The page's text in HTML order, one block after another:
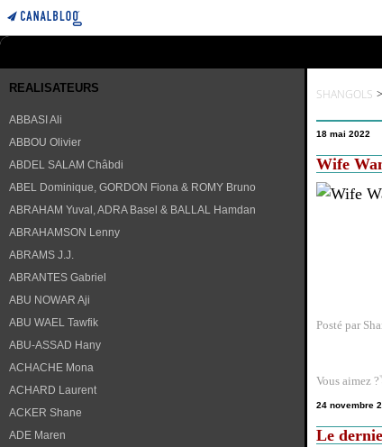
REALISATEURS
ABBASI Ali
ABBOU Olivier
ABDEL SALAM Châbdi
ABEL Dominique, GORDON Fiona & ROMY Bruno
ABRAHAM Yuval, ADRA Basel & BALLAL Hamdan
ABRAHAMSON Lenny
ABRAMS J.J.
ABRANTES Gabriel
ABU NOWAR Aji
ABU WAEL Tawfik
ABU-ASSAD Hany
ACHACHE Mona
ACHARD Laurent
ACKER Shane
ADE Maren
SHANGOLS >
18 mai 2022
Wife
Posté par
Vous aimez ?
24 novembre
Le